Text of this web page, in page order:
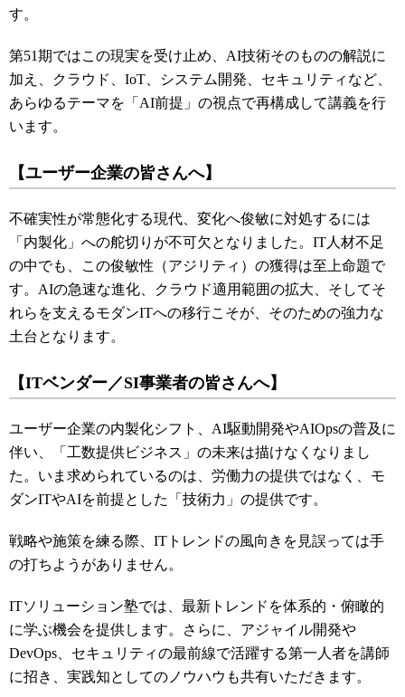
す。
第51期ではこの現実を受け止め、AI技術そのものの解説に
加え、クラウド、IoT、システム開発、セキュリティなど、
あらゆるテーマを「AI前提」の視点で再構成して講義を行
います。
【ユーザー企業の皆さんへ】
不確実性が常態化する現代、変化へ俊敏に対処するには
「内製化」への舵切りが不可欠となりました。IT人材不足
の中でも、この俊敏性（アジリティ）の獲得は至上命題で
す。AIの急速な進化、クラウド適用範囲の拡大、そしてそ
れらを支えるモダンITへの移行こそが、そのための強力な
土台となります。
【ITベンダー／SI事業者の皆さんへ】
ユーザー企業の内製化シフト、AI駆動開発やAIOpsの普及に
伴い、「工数提供ビジネス」の未来は描けなくなりまし
た。いま求められているのは、労働力の提供ではなく、モ
ダンITやAIを前提とした「技術力」の提供です。
戦略や施策を練る際、ITトレンドの風向きを見誤っては手
の打ちようがありません。
ITソリューション塾では、最新トレンドを体系的・俯瞰的
に学ぶ機会を提供します。さらに、アジャイル開発や
DevOps、セキュリティの最前線で活躍する第一人者を講師
に招き、実践知としてのノウハウも共有いただきます。